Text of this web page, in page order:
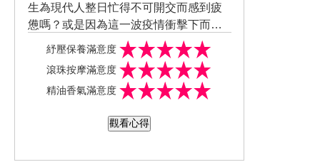
不會因為加厚會有悶悶不透氣感
至於平日使用若沾到的分泌物也是非常
好清洗 沾溼後再用手稍微搓洗就很乾淨
最後一件即能取代護墊 減少衛生棉的使
用量的超環保小褲褲
生理期量多時還可以運用上下夾攻法-衛
夜間也能好好專心大膽睡再也不用害怕
同時還做到親膚、絲滑、沒有難看的勒
生為現代人整日忙得不可開交而感到疲
憊嗎？或是因為這一波疫情衝擊下而影
響心情 有多久沒有好好放鬆身心靈了 說
到能調節舒緩的保養方式 第一個聯想的
就是芳療 利用花草的香氣來調理連日來
緊繃的情緒
而 a.t.SENES植方 不但是來自台灣的品
牌還是與英國專業芳療品牌 Absolute Ar
omas 合作
是一款結合精油X保養概念的芳療保養精
華油 主打居家就能輕鬆享受芳療保養SP
常充足 不論是臉部專用的美容保養油還
的暖宮油 最特別的是竟然有推出運動前
紓壓保養滿意度
滾珠按摩滿意度
精油香氣滿意度
觀看心得